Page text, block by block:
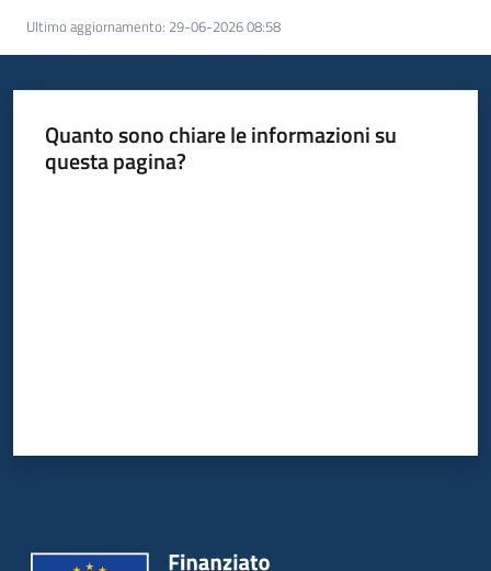
Ultimo aggiornamento: 29-06-2026 08:58
Quanto sono chiare le informazioni su
questa pagina?